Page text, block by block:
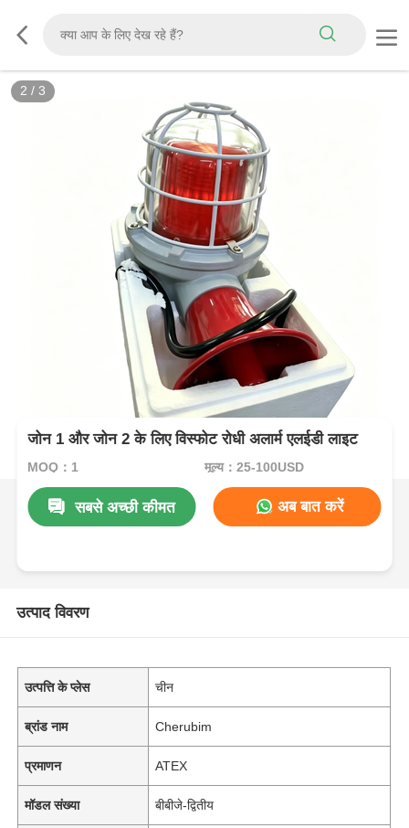
2 / 3
जोन 1 और जोन 2 के लिए विस्फोट रोधी अलार्म एलईडी लाइट
MOQ：1 मूल्य：25-100USD
सबसे अच्छी कीमत अब बात करें
उत्पाद विवरण
उत्पत्ति के प्लेस चीन
ब्रांड नाम Cherubim
प्रमाणन ATEX
मॉडल संख्या बीबीजे-द्वितीय